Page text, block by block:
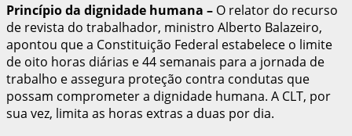
Princípio da dignidade humana – O relator do recurso
de revista do trabalhador, ministro Alberto Balazeiro,
apontou que a Constituição Federal estabelece o limite
de oito horas diárias e 44 semanais para a jornada de
trabalho e assegura proteção contra condutas que
possam comprometer a dignidade humana. A CLT, por
sua vez, limita as horas extras a duas por dia.